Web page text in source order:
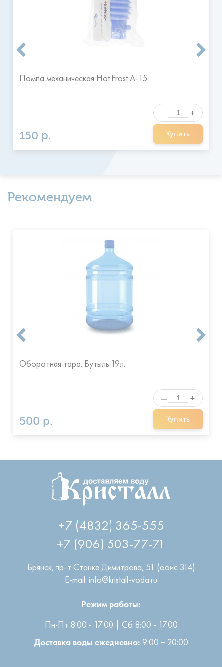
Я ознакомился и согласен с
размещенные после 16 часов принимаются к выполнению
на следующий день в удобное для клиента время.
Помпа механическая Hot Frost A-15
150 р. Купить
— +
Рекомендуем
Оборотная тара. Бутыль 19л.
500 р. Купить
— +
+7 (4832) 365-555
+7 (906) 503-77-71
Брянск
пр-т Станке Димитрова, 51 (офис 314)
E-mail: info@kristall-voda.ru
Режим работы:
Пн-Пт 8:00 - 17:00 | Сб 8:00 - 17:00
Доставка воды ежедневно: 9:00 − 20:00